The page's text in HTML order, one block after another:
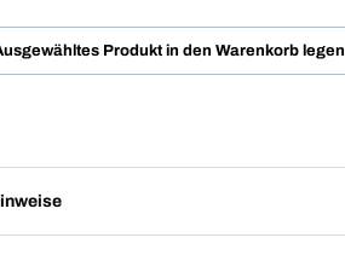
Produkt in den Warenkorb legen